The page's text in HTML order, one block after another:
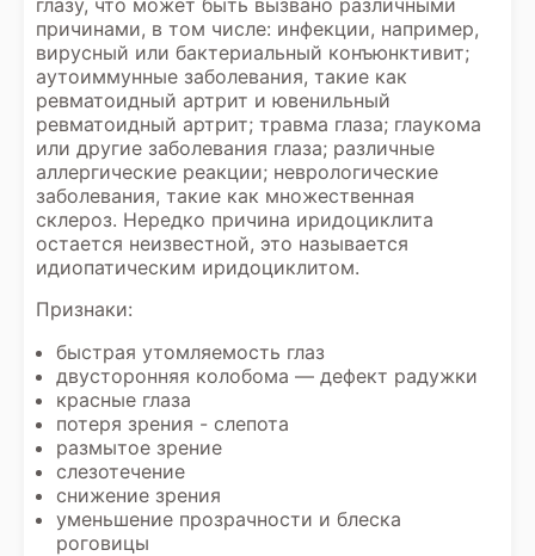
глазу, что может быть вызвано различными
причинами, в том числе: инфекции, например,
вирусный или бактериальный конъюнктивит;
аутоиммунные заболевания, такие как
ревматоидный артрит и ювенильный
ревматоидный артрит; травма глаза; глаукома
или другие заболевания глаза; различные
аллергические реакции; неврологические
заболевания, такие как множественная
склероз. Нередко причина иридоциклита
остается неизвестной, это называется
идиопатическим иридоциклитом.
Признаки:
быстрая утомляемость глаз
двусторонняя колобома — дефект радужки
красные глаза
потеря зрения - слепота
размытое зрение
слезотечение
снижение зрения
уменьшение прозрачности и блеска
роговицы